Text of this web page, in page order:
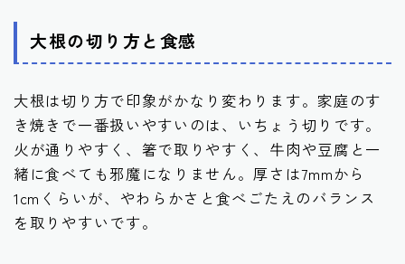
大根の切り方と食感
大根は切り方で印象がかなり変わります。家庭のす
き焼きで一番扱いやすいのは、いちょう切りです。
火が通りやすく、箸で取りやすく、牛肉や豆腐と一
緒に食べても邪魔になりません。厚さは7mmから
1cmくらいが、やわらかさと食べごたえのバランス
を取りやすいです。